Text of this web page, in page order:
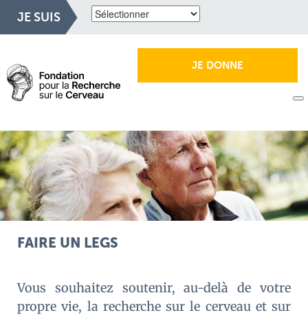
JE SUIS
JE DONNE
FAIRE UN LEGS
Vous souhaitez soutenir, au-delà de votre
propre vie, la recherche sur le cerveau et sur